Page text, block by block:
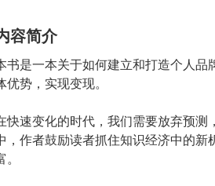
容简介
书是一本关于如何建立和打造个人
优势，实现变现。
快速变化的时代，我们需要放弃预
，作者鼓励读者抓住知识经济中的